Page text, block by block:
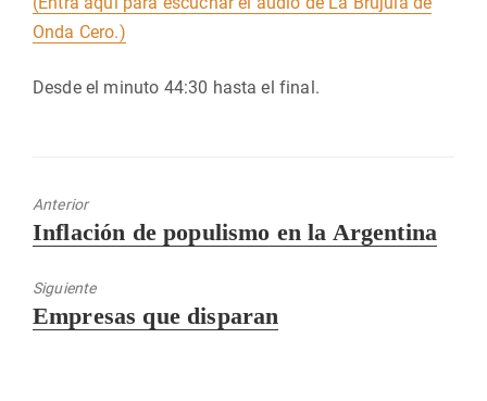
Onda Cero.)
Desde el minuto 44:30 hasta el final.
Anterior
Entrada
Inflación de populismo en la Argentina
Siguiente
Entrada
Empresas que disparan